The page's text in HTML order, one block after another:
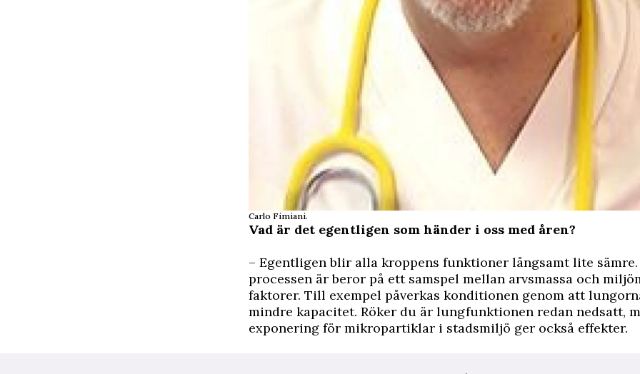
Carlo Fimiani.
Vad är det egentligen som händer i oss med åren?
– Egentligen blir alla kroppens funktioner långsamt lite
processen är beror på ett samspel mellan arvsmassa och
faktorer. Till exempel påverkas konditionen genom att
mindre kapacitet. Röker du är lungfunktionen redan nedsatt,
exponering för mikropartiklar i stadsmiljö ger också effekter.